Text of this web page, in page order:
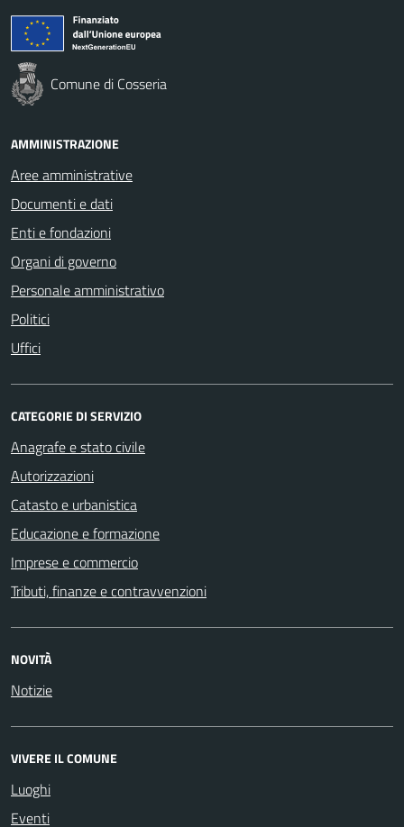
Comune di Cosseria
AMMINISTRAZIONE
Aree amministrative
Documenti e dati
Enti e fondazioni
Organi di governo
Personale amministrativo
Politici
Uffici
CATEGORIE DI SERVIZIO
Anagrafe e stato civile
Autorizzazioni
Catasto e urbanistica
Educazione e formazione
Imprese e commercio
Tributi, finanze e contravvenzioni
NOVITÀ
Notizie
VIVERE IL COMUNE
Luoghi
Eventi